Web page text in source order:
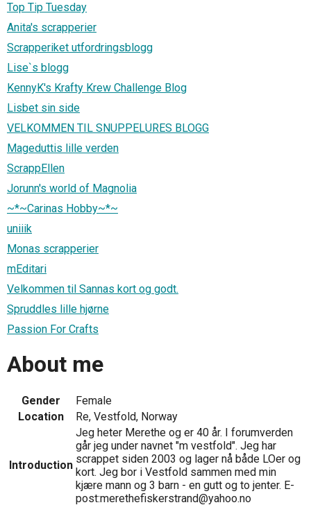
Top Tip Tuesday
Anita's scrapperier
Scrapperiket utfordringsblogg
Lise`s blogg
KennyK's Krafty Krew Challenge Blog
Lisbet sin side
VELKOMMEN TIL SNUPPELURES BLOGG
Mageduttis lille verden
ScrappEllen
Jorunn's world of Magnolia
~*~Carinas Hobby~*~
uniiik
Monas scrapperier
mEditari
Velkommen til Sannas kort og godt.
Spruddles lille hjørne
Passion For Crafts
About me
Gender
Female
Location
Re, Vestfold, Norway
Introduction
Jeg heter Merethe og er 40 år. I forumverden
går jeg under navnet "m vestfold". Jeg har
scrappet siden 2003 og lager nå både LOer og
kort. Jeg bor i Vestfold sammen med min
kjære mann og 3 barn - en gutt og to jenter. E-
post:merethefiskerstrand@yahoo.no